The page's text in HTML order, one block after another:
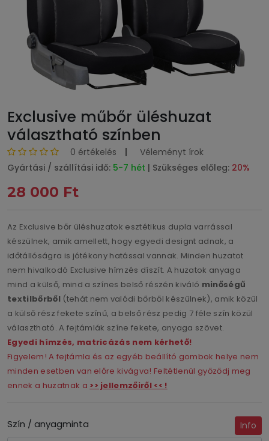
Exclusive műbőr üléshuzat
választható színben
0 értékelés
Véleményt írok
Gyártási / szállítási idő: 5-7 hét | Szükséges előleg: 20%
28 000 Ft
Az Exclusive bőr üléshuzatok esztétikus dupla varrással
készülnek, amik amellett, hogy egyedi designt adnak, a
időtállóságra is jótékony hatással vannak. Minden huzatot
nem hivalkodó Exclusive hímzés díszít. A huzatok anyaga
mind a külső, mind a színes belső részén kiváló minőségű
textilbőrből (tehát nem valódi bőrből készülnek), amik közül
a külső rész fekete színű, a belső rész pedig 7 féle szín közül
választható. A fejtámlák színe fekete, anyaga szövet.
Egyedi hímzés, matricázás nem kérhető!
Figyelem! A fejtámla és az egyéb beállító gombok helye nem
minden esetben van előre kivágva! Feltétlenül győződj meg
ennek a huzatnak a >> jellemzőiről << !
Szín / anyagminta Info